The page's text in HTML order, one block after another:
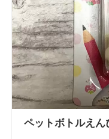
ペットボトルえ